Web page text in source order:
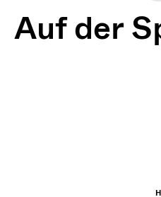
Auf der